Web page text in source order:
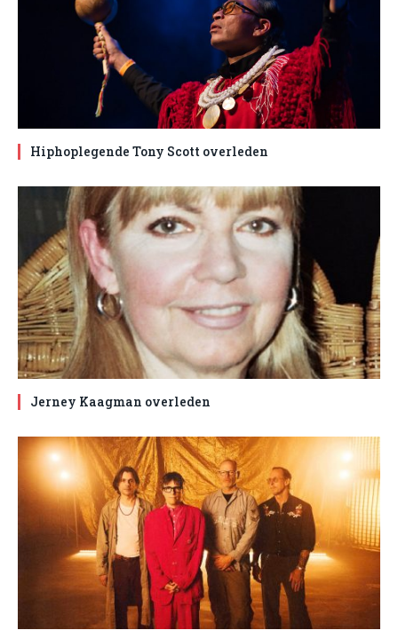
Hiphoplegende Tony Scott overleden
Jerney Kaagman overleden